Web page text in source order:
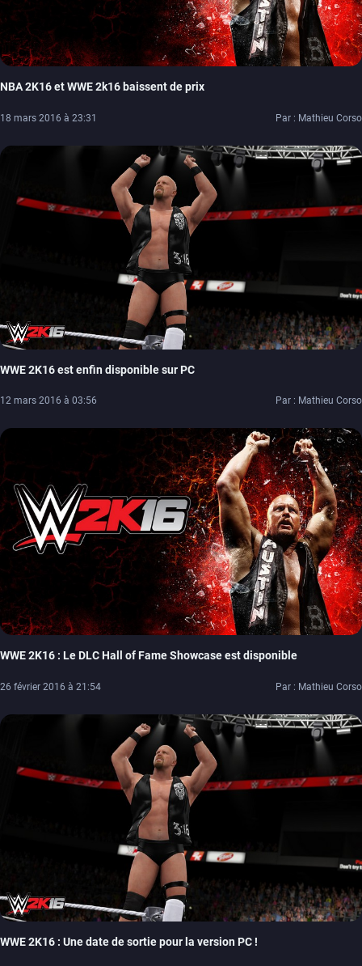
NBA 2K16 et WWE 2k16 baissent de prix
18 mars 2016 à 23:31 Par : Mathieu Corso
WWE 2K16 est enfin disponible sur PC
12 mars 2016 à 03:56 Par : Mathieu Corso
WWE 2K16 : Le DLC Hall of Fame Showcase est disponible
26 février 2016 à 21:54 Par : Mathieu Corso
WWE 2K16 : Une date de sortie pour la version PC !